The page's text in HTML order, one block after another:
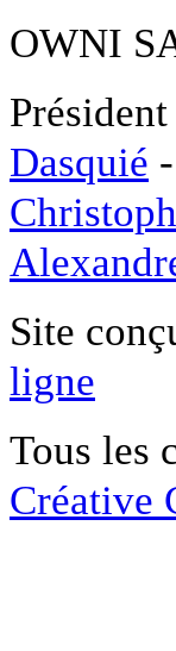
OWNI
Président
Dasquié
Site
ligne
Tous les
Créative